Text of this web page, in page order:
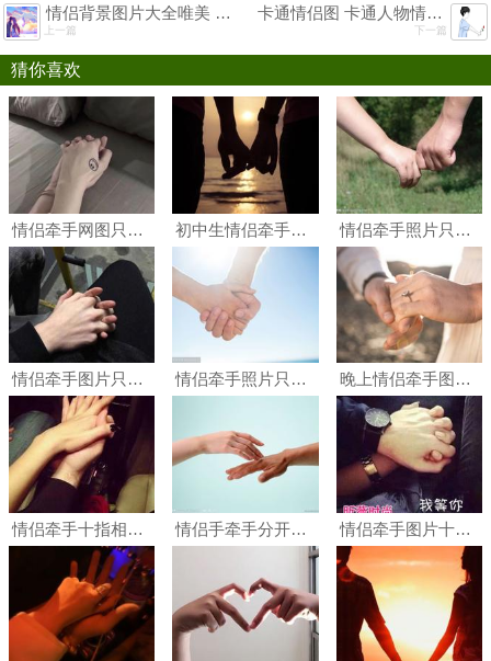
情侣背景图片大全唯美 情侣背景图片大全唯美壁纸
上一篇
卡通情侣图 卡通人物情侣图片
下一篇
猜你喜欢
情侣牵手网图只有手 情侣牵手图片真实照片只有手 初中生情侣牵手图片只有手 学生情侣手牵手的照片 情侣牵手照片只有手
情侣牵手图片只有手真实高清 情侣牵手图片真实照片只有手 情侣牵手照片只要手 晚上情侣牵手图片真实只有手 晚上手牵手图片真实照片
情侣牵手十指相扣图片 男女情侣牵手十指紧扣图片只有手 情侣手牵手分开的图片,不要文字只要手 情侣牵手图片十指紧扣 男女情侣牵手十指紧扣图片只有手